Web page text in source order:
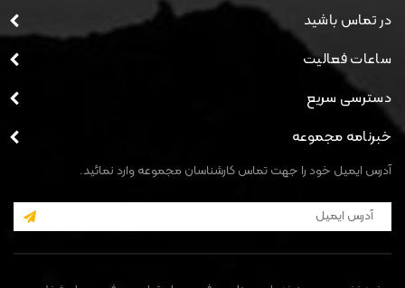
در تماس باشید
ساعات فعالیت
دسترسی سریع
خبرنامه مجموعه
آدرس ایمیل خود را جهت تماس کارشناسان مجموعه وارد نمائید.